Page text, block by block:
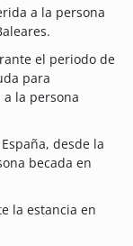
a la persona
el periodo de
para
la persona
desde la
becada en
la estancia en